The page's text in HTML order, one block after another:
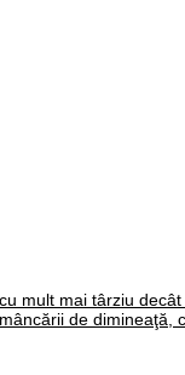
mult mai târziu
de